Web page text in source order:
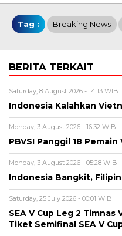
Tag : Breaking News
BERITA TERKAIT
Saturday, 8 August 2026 - 14:13 WIB
Indonesia Kalahkan
Monday, 3 August 2026 - 16:32 WIB
PBVSI Panggil 18 Pemain
Monday, 3 August 2026 - 05:28 WIB
Indonesia Bangkit,
Saturday, 25 July 2026 - 00:01 WIB
SEA V Cup Leg 2
Tiket Semifinal SEA V